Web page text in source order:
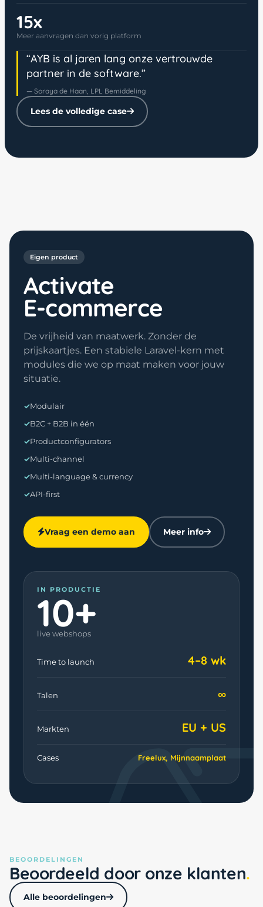
15x
Meer aanvragen dan vorig platform
“AYB is al jaren lang onze vertrouwde
partner in de software.”
— Soraya de Haan, LPL Bemiddeling
Lees de volledige case
Eigen product
Activate
E-commerce
De vrijheid van maatwerk. Zonder de
prijskaartjes. Een stabiele Laravel-kern met
modules die we op maat maken voor jouw
situatie.
Modulair
B2C + B2B in één
Productconfigurators
Multi-channel
Multi-language & currency
API-first
Vraag een demo aan Meer info
IN PRODUCTIE
10+
live webshops
Time to launch 4–8 wk
Talen ∞
Markten EU + US
Cases Freelux, Mijnnaamplaat
BEOORDELINGEN
Beoordeeld door onze klanten
Alle beoordelingen